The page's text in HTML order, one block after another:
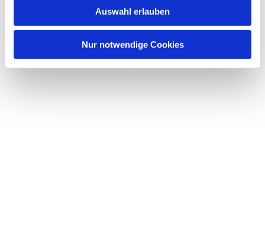
Auswahl erlauben
Nur notwendige Cookies